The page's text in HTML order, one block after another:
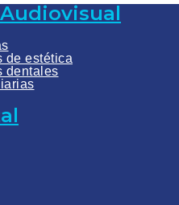
de estética
dentales